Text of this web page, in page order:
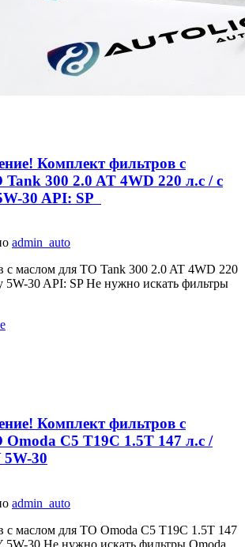
Комплект фильтров с
300 2.0 AT 4WD 220 л.с / с
30 API: SP
admin_auto
с маслом для ТО Tank 300 2.0 AT 4WD 220
5W-30 API: SP Не нужно искать фильтры
Комплект фильтров с
C5 T19C 1.5T 147 л.с /
30
admin_auto
с маслом для ТО Omoda C5 T19C 1.5T 147
5W-30 Не нужно искать фильтры Omoda